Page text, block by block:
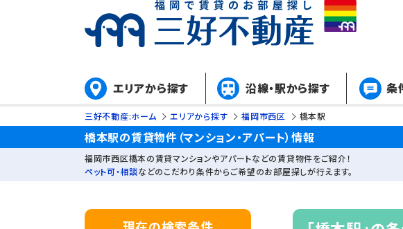
エリアから探す 沿線・駅から探す 条
三好不動産:ホーム エリアから探す 福岡市西区 橋本駅
橋本駅の賃貸物件（マンション・アパート）情報
福岡市西区橋本の賃貸マンションやアパートなどの賃貸物件をご紹介！
ペット可・相談などのこだわり条件からご希望のお部屋探しが行えます。